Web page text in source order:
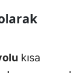
kısa